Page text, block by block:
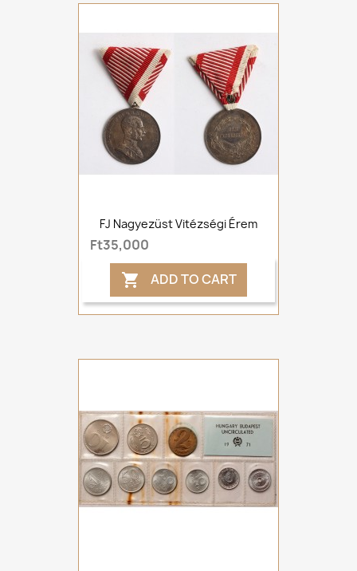
FJ Nagyezüst Vitézségi Érem
Ft35,000
 ADD TO CART